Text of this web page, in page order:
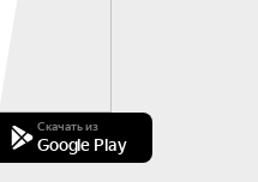
Скачать из
Google Play